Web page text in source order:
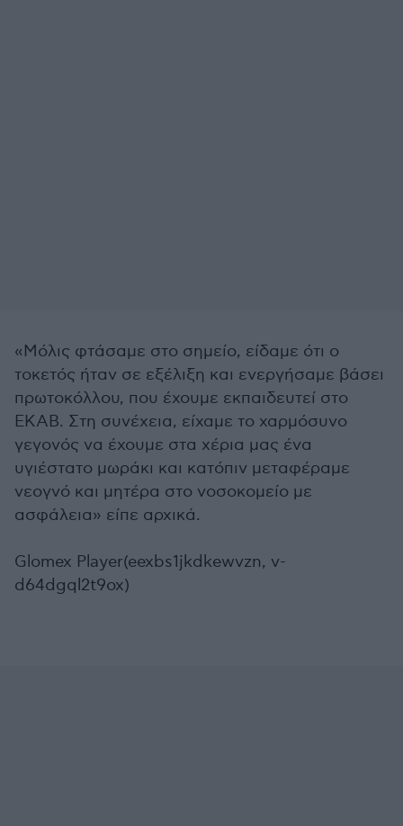
«Μόλις φτάσαμε στο σημείο, είδαμε ότι ο
τοκετός ήταν σε εξέλιξη και ενεργήσαμε βάσει
πρωτοκόλλου, που έχουμε εκπαιδευτεί στο
ΕΚΑΒ. Στη συνέχεια, είχαμε το χαρμόσυνο
γεγονός να έχουμε στα χέρια μας ένα
υγιέστατο μωράκι και κατόπιν μεταφέραμε
νεογνό και μητέρα στο νοσοκομείο με
ασφάλεια» είπε αρχικά.
Glomex Player(eexbs1jkdkewvzn, v-
d64dgql2t9ox)